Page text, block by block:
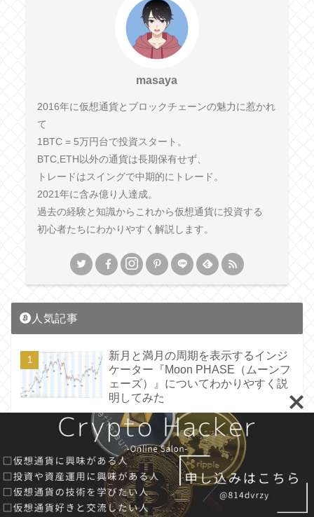
masaya
2016年に仮想通貨とブロックチェーンの魅力に惹かれ
て
1BTC = 5万円台で投資スタート。
BTC,ETH以外の通貨は長期保有せず、
トレードはスイングで中期的にトレード。
2021年に含み億り人達成。
過去の経験と知識からこれから仮想通貨に投資する
初心者たちにわかりやすく解説します。
人気記事
新月と満月の周期を表示するインジ
ケーター『Moon PHASE（ムーンフ
ェーズ）』についてわかりやすく説
明してみた
【Walk to earn】歩いて稼げるブロ
ックチェーンゲームアプリ
『STEPN』の始め方についてまとめ
てみた
Rarible（ラリブル）とは？使い方や
NFTの販売方法や出品方法などわか